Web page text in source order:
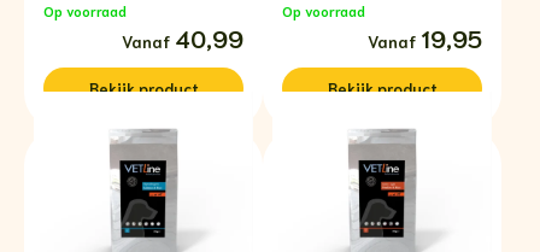
Op voorraad
40,99
Bekijkproduct
Op voorraad
19,95
Prijsklasse:
€19,95
tot
€69,95
Bekijkproduct